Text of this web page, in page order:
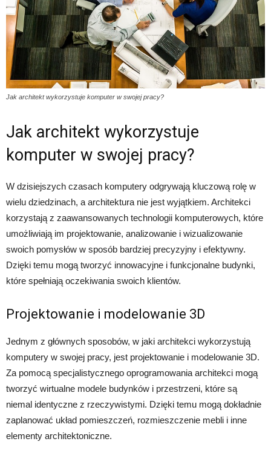
Jak architekt wykorzystuje komputer w swojej pracy?
Jak architekt wykorzystuje
komputer w swojej pracy?
W dzisiejszych czasach komputery odgrywają kluczową rolę w
wielu dziedzinach, a architektura nie jest wyjątkiem. Architekci
korzystają z zaawansowanych technologii komputerowych, które
umożliwiają im projektowanie, analizowanie i wizualizowanie
swoich pomysłów w sposób bardziej precyzyjny i efektywny.
Dzięki temu mogą tworzyć innowacyjne i funkcjonalne budynki,
które spełniają oczekiwania swoich klientów.
Projektowanie i modelowanie 3D
Jednym z głównych sposobów, w jaki architekci wykorzystują
komputery w swojej pracy, jest projektowanie i modelowanie 3D.
Za pomocą specjalistycznego oprogramowania architekci mogą
tworzyć wirtualne modele budynków i przestrzeni, które są
niemal identyczne z rzeczywistymi. Dzięki temu mogą dokładnie
zaplanować układ pomieszczeń, rozmieszczenie mebli i inne
elementy architektoniczne.